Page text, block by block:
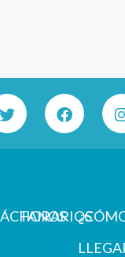
HORARIOS